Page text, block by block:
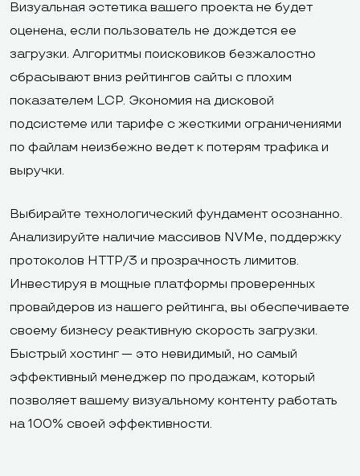
Визуальная эстетика вашего проекта не будет
оценена, если пользователь не дождется ее
загрузки. Алгоритмы поисковиков безжалостно
сбрасывают вниз рейтингов сайты с плохим
показателем LCP. Экономия на дисковой
подсистеме или тарифе с жесткими ограничениями
по файлам неизбежно ведет к потерям трафика и
выручки.
Выбирайте технологический фундамент осознанно.
Анализируйте наличие массивов NVMe, поддержку
протоколов HTTP/3 и прозрачность лимитов.
Инвестируя в мощные платформы проверенных
провайдеров из нашего рейтинга, вы обеспечиваете
своему бизнесу реактивную скорость загрузки.
Быстрый хостинг — это невидимый, но самый
эффективный менеджер по продажам, который
позволяет вашему визуальному контенту работать
на 100% своей эффективности.